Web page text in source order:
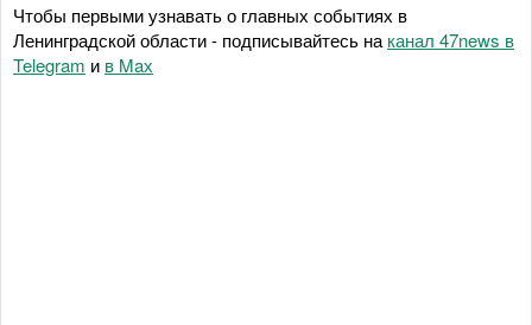
Чтобы первыми узнавать о главных событиях в
Ленинградской области - подписывайтесь на канал 47news в
Telegram и в Maх